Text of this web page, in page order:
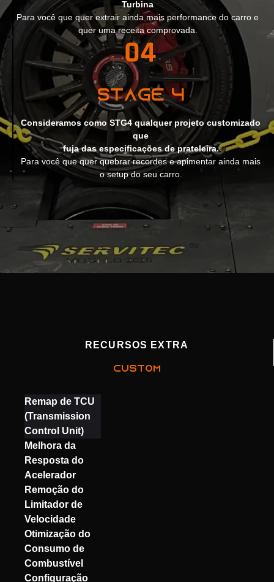
Turbina
Para você que quer extrair ainda mais performance do carro e
quer uma receita comprovada.
Stage 4
Consideramos como STG4 qualquer projeto customizado
que
fuja das especificações de prateleira.
Para você que quer quebrar recordes e apimentar ainda mais
o setup do seu carro.
RECURSOS EXTRA
CUSTOM
Remap de TCU
(Transmission
Control Unit)
Melhora da
Resposta do
Acelerador
Remoção do
Limitador de
Velocidade
Otimização do
Consumo de
Combustível
Configuração